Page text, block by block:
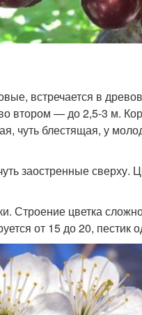
встречается в
втором — до 2,5-3 м.
чуть блестящая, у
заостренные сверху.
Строение цветка
от 15 до 20, пестик